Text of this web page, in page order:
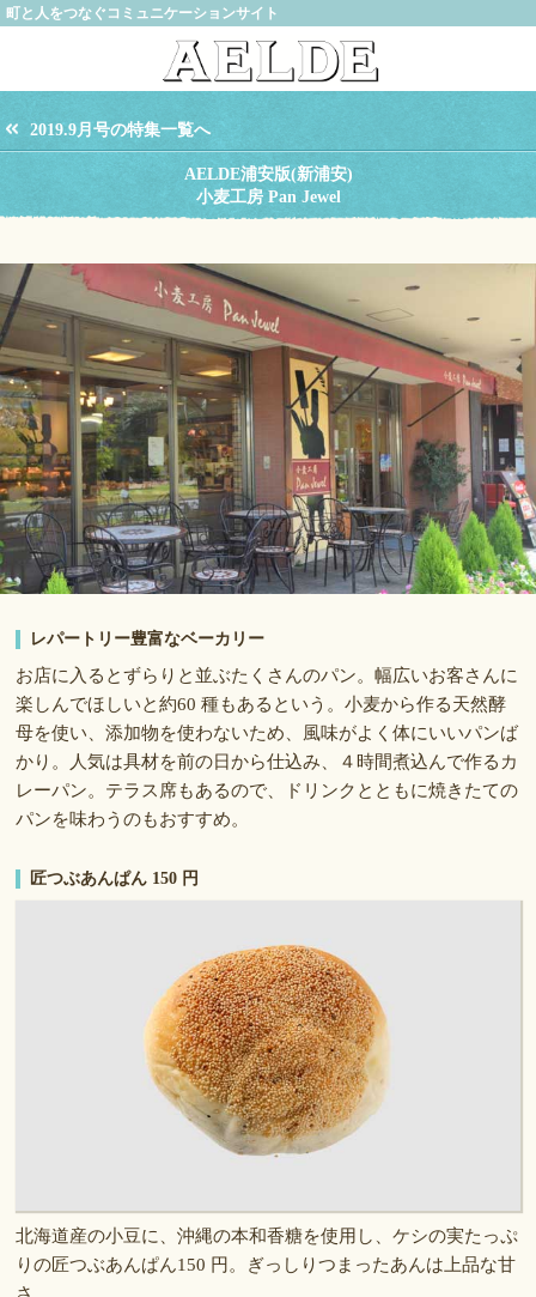
町と人をつなぐコミュニケーションサイト
2019.9月号の特集一覧へ
AELDE浦安版(新浦安)
小麦工房 Pan Jewel
レパートリー豊富なベーカリー
お店に入るとずらりと並ぶたくさんのパン。幅広いお客さんに
楽しんでほしいと約60 種もあるという。小麦から作る天然酵
母を使い、添加物を使わないため、風味がよく体にいいパンば
かり。人気は具材を前の日から仕込み、４時間煮込んで作るカ
レーパン。テラス席もあるので、ドリンクとともに焼きたての
パンを味わうのもおすすめ。
匠つぶあんぱん 150 円
北海道産の小豆に、沖縄の本和香糖を使用し、ケシの実たっぷ
りの匠つぶあんぱん150 円。ぎっしりつまったあんは上品な甘